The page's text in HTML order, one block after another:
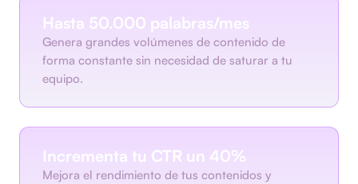
Hasta 50.000 palabras/mes
Genera grandes volúmenes de contenido de
forma constante sin necesidad de saturar a tu
equipo.
Incrementa tu CTR un 40%
Mejora el rendimiento de tus contenidos y